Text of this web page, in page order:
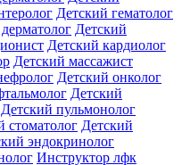
Детский гематолог
Детский
Детский кардиолог
Детский массажист
Детский онколог
Детский
Детский пульмонолог
стоматолог Детский
эндокринолог
Инструктор лфк